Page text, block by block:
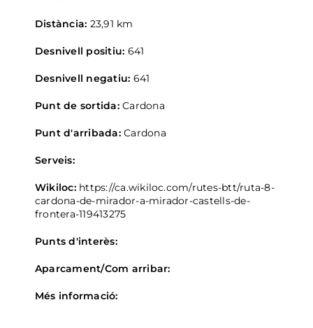
Distància: 23,91 km
Desnivell positiu: 641
Desnivell negatiu: 641
Punt de sortida:Cardona
Punt d'arribada:Cardona
Serveis:
Wikiloc: https://ca.wikiloc.com/rutes-btt/ruta-8-
cardona-de-mirador-a-mirador-castells-de-
frontera-119413275
Punts d'interès:
Aparcament/Com arribar:
Més informació: